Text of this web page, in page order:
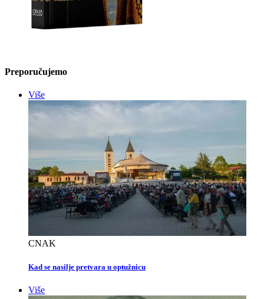
Preporučujemo
Više
CNAK
Kad se nasilje pretvara u optužnicu
Više